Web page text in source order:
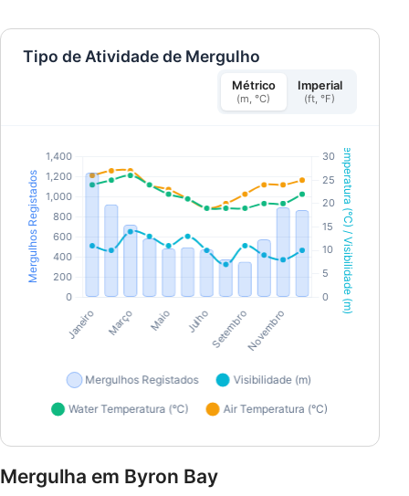
Tipo de Atividade de Mergulho
Métrico
(m, °C)
Imperial
(ft, °F)
Mergulha em Byron Bay